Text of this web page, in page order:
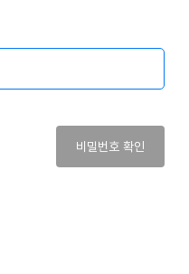
비밀번호 확인